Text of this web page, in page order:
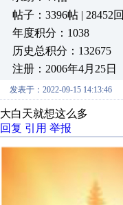
帖子：3396帖 | 28452回
年度积分：1038
历史总积分：132675
注册：2006年4月25日
发表于：2022-09-15 14:13:46
大白天就想这么多
回复 引用 举报